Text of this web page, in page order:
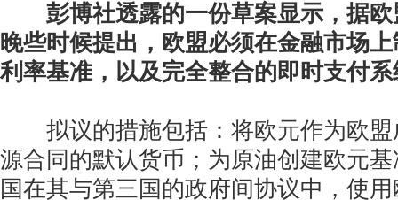
彭博社透露的一份草案显示，据
晚些时候提出，欧盟必须在金融市场
利率基准，以及完全整合的即时支付
拟议的措施包括：将欧元作为欧盟
源合同的默认货币；为原油创建欧元
国在其与第三国的政府间协议中，使